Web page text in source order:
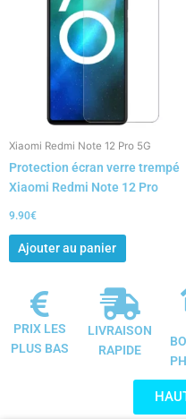
Xiaomi Redmi Note 12 Pro 5G
Protection écran verre trempé
Xiaomi Redmi Note 12 Pro
9.90€
Ajouter au panier
PRIX LES
PLUS BAS
LIVRAISON
RAPIDE